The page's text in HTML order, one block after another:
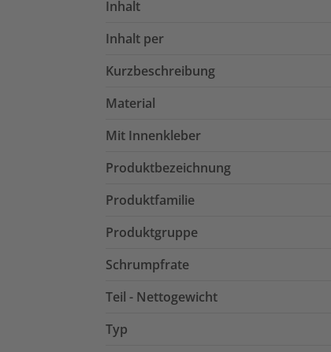
Inhalt
Inhalt per
Kurzbeschreibung
Material
Mit Innenkleber
Produktbezeichnung
Produktfamilie
Produktgruppe
Schrumpfrate
Teil - Nettogewicht
Typ